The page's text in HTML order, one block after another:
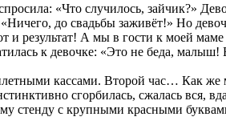
«Что случилось, зайчик?»
«Ничего, до свадьбы заживёт!» Но
и результат! А мы в гости к моей
к девочке: «Это не беда,
кассами. Второй час… Как
сгорбилась, сжалась вся,
стенду с крупными красными